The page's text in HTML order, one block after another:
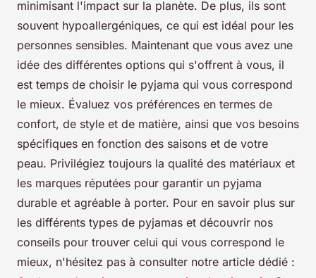
minimisant l'impact sur la planète. De plus, ils sont
souvent hypoallergéniques, ce qui est idéal pour les
personnes sensibles. Maintenant que vous avez une
idée des différentes options qui s'offrent à vous, il
est temps de choisir le pyjama qui vous correspond
le mieux. Évaluez vos préférences en termes de
confort, de style et de matière, ainsi que vos besoins
spécifiques en fonction des saisons et de votre
peau. Privilégiez toujours la qualité des matériaux et
les marques réputées pour garantir un pyjama
durable et agréable à porter. Pour en savoir plus sur
les différents types de pyjamas et découvrir nos
conseils pour trouver celui qui vous correspond le
mieux, n'hésitez pas à consulter notre article dédié :